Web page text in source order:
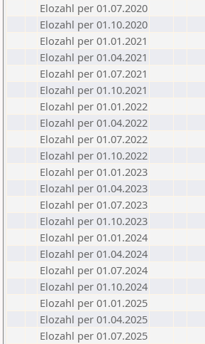
Elozahl per 01.07.2020
Elozahl per 01.10.2020
Elozahl per 01.01.2021
Elozahl per 01.04.2021
Elozahl per 01.07.2021
Elozahl per 01.10.2021
Elozahl per 01.01.2022
Elozahl per 01.04.2022
Elozahl per 01.07.2022
Elozahl per 01.10.2022
Elozahl per 01.01.2023
Elozahl per 01.04.2023
Elozahl per 01.07.2023
Elozahl per 01.10.2023
Elozahl per 01.01.2024
Elozahl per 01.04.2024
Elozahl per 01.07.2024
Elozahl per 01.10.2024
Elozahl per 01.01.2025
Elozahl per 01.04.2025
Elozahl per 01.07.2025